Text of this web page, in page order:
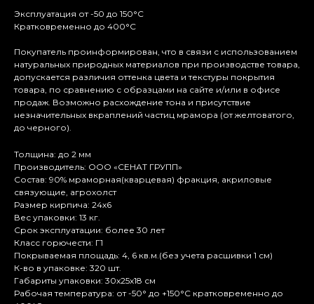
Эксплуатация от -50 до 150°С
Кратковременно до 400°С
Покупатель проинформирован, что в связи с использованием
натуральных природных материалов при производстве товара,
допускается различия оттенка цвета и текстуры покрытия
товара, по сравнению с образцами на сайте и/или в офисе
продаж. Возможно расхождение тона и присутствие
незначительных вкраплений частиц мрамора (от желтоватого,
до черного).
Толщина: до 2 мм
Производитель: ООО «СЕНАТ ГРУПП»
Состав: 90% мраморная(кварцевая) фракция, акриловые
связующие, агрохолст
Размер кирпича: 24х6
Вес упаковки: 13 кг.
Срок эксплуатации: более 30 лет
Класс горючести: Г1
Покрываемая площадь: 4, 6 кв.м.(без учета расшивки 1 см)
К-во в упаковке: 320 шт.
Габариты упаковки: 30х25х18 см
Рабочая температура: от -50° до +150°С кратковременно до